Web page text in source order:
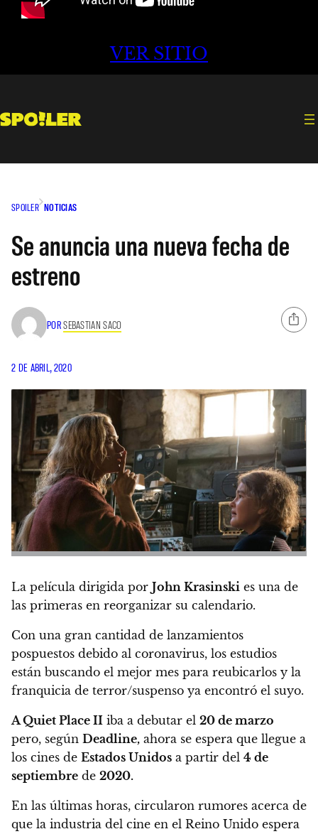
VER SITIO
SPOILER NOTICIAS
Se anuncia una nueva fecha de
estreno
PORSEBASTIAN SACO
2 DE ABRIL, 2020
La película dirigida por John Krasinski es una de
las primeras en reorganizar su calendario.
Con una gran cantidad de lanzamientos
pospuestos debido al coronavirus, los estudios
están buscando el mejor mes para reubicarlos y la
franquicia de terror/suspenso ya encontró el suyo.
A Quiet Place II iba a debutar el 20 de marzo
pero, según Deadline, ahora se espera que llegue a
los cines de Estados Unidos a partir del 4 de
septiembre de 2020.
En las últimas horas, circularon rumores acerca de
que la industria del cine en el Reino Unido espera